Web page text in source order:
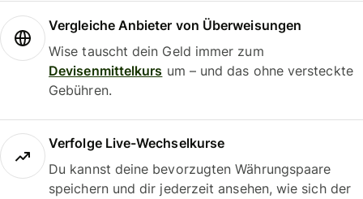
Vergleiche Anbieter von Überweisungen
Wise tauscht dein Geld immer zum
Devisenmittelkurs um – und das ohne versteckte
Gebühren.
Verfolge Live-Wechselkurse
Du kannst deine bevorzugten Währungspaare
speichern und dir jederzeit ansehen, wie sich der